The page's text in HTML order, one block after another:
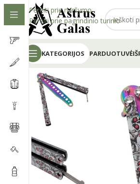
Pereiti prie naršymo
Pereiti prie pagrindinio turinio
KATEGORIJOS PARDUOTUVĖ